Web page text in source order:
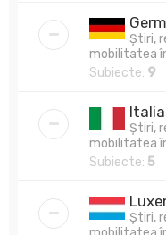
Știri,
mobilitatea
Subiecte: 9
Italia
Știri,
mobilitatea
Subiecte: 5
Știri,